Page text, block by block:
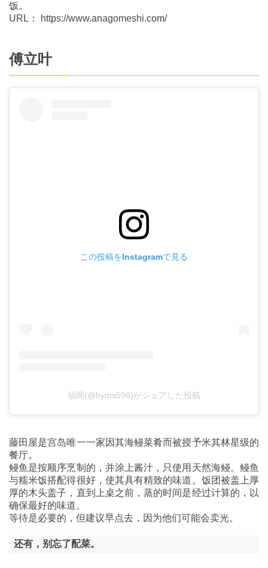
饭。
URL： https://www.anagomeshi.com/
傅立叶
この投稿をInstagramで見る
福岡(@hyms596)がシェアした投稿
藤田屋是宫岛唯一一家因其海鳗菜肴而被授予米其林星级的
餐厅。
鳗鱼是按顺序烹制的，并涂上酱汁，只使用天然海鳗。鳗鱼
与糯米饭搭配得很好，使其具有精致的味道。饭团被盖上厚
厚的木头盖子，直到上桌之前，蒸的时间是经过计算的，以
确保最好的味道。
等待是必要的，但建议早点去，因为他们可能会卖光。
还有，别忘了配菜。